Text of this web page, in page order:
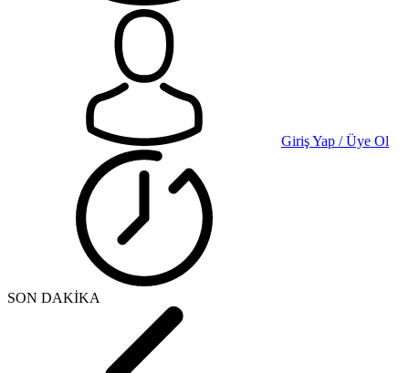
Giriş Yap / Üye Ol
SON DAKİKA